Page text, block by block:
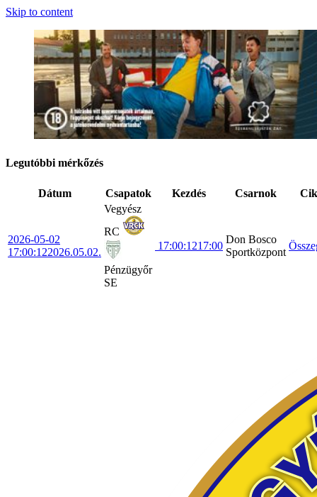
Skip to content
Legutóbbi mérkőzés
Dátum Csapatok Kezdés Csarnok
2026-05-02
17:00:122026.05.02.
Vegyész
RC
Pénzügyőr
SE
17:00:1217:00
Don Bosco
Sportközpont